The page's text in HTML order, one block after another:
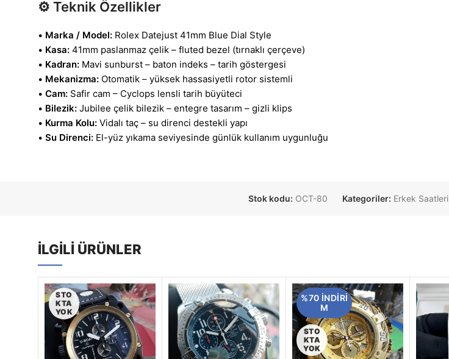
⚙️ Teknik Özellikler
• Marka / Model: Rolex Datejust 41mm Blue Dial Style
• Kasa: 41mm paslanmaz çelik – fluted bezel (tırnaklı çerçeve)
• Kadran: Mavi sunburst – baton indeks – tarih göstergesi
• Mekanizma: Otomatik – yüksek hassasiyetli rotor sistemli
• Cam: Safir cam – Cyclops lensli tarih büyüteci
• Bilezik: Jubilee çelik bilezik – entegre tasarım – gizli klips
• Kurma Kolu: Vidalı taç – su direnci destekli yapı
• Su Direnci: El-yüz yıkama seviyesinde günlük kullanım uygunluğu
Stok kodu: OCT-80 Kategoriler: Erkek Saatleri
İLGILI ÜRÜNLER
STO
KTA
YOK
%70 INDIRI
M
STO
KTA
YOK